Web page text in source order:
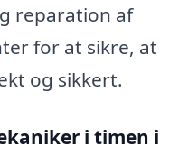
reparation af
for at sikre, at
og sikkert.
i timen i